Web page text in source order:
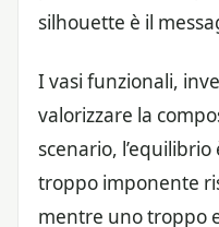
silhouette è il
I vasi funzionali,
valorizzare la
scenario,
troppo imponente
mentre uno troppo